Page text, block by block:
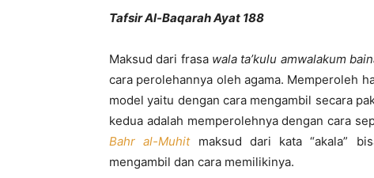
Tafsir Al-Baqarah Ayat 188
Maksud dari frasa wala ta’kulu amwalakum
cara perolehannya oleh agama. Memperoleh
model yaitu dengan cara mengambil secara
kedua adalah memperolehnya dengan cara
Bahr al-Muhitmaksud dari kata “akala”
mengambil dan cara memilikinya.